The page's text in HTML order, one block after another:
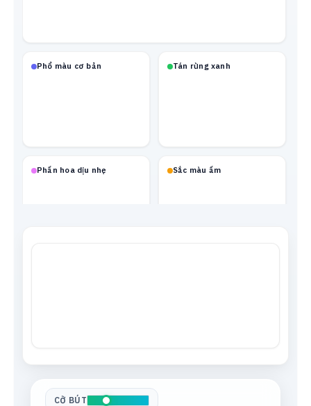
Phổ màu cơ bản Tán rừng xanh
Phấn hoa dịu nhẹ Sắc màu ấm
CỠ BÚT